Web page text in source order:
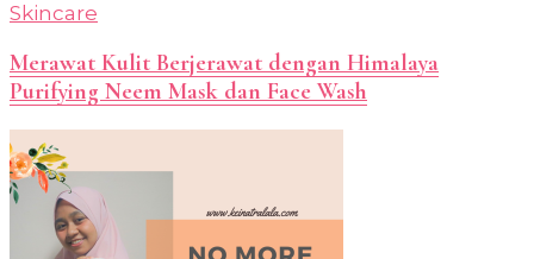
Skincare
Merawat Kulit Berjerawat dengan Himalaya
Purifying Neem Mask dan Face Wash